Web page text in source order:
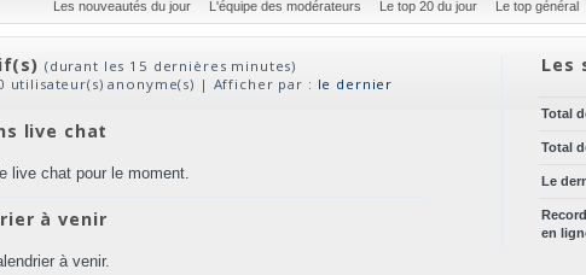
Les nouveautés du jour L'équipe des modérateurs Le top 20 du jour Le top général
Les
Total
Total
Le
en
(durant les 15 dernières minutes)
utilisateur(s) anonyme(s) | Afficher par : le dernier
live chat
live chat pour le moment.
à venir
à venir.